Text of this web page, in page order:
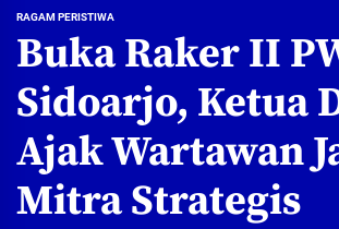
RAGAM PERISTIWA
Buka Raker II
Sidoarjo, Ketua
Ajak Wartawan
Mitra Strategis